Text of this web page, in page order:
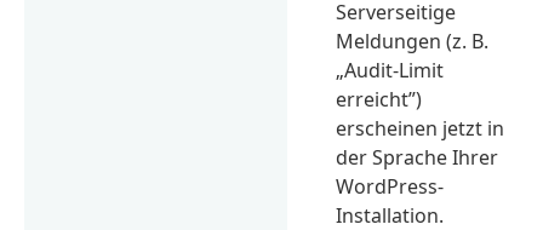
Serverseitige
Meldungen (z. B.
„Audit-Limit
erreicht”)
erscheinen jetzt in
der Sprache Ihrer
WordPress-
Installation.